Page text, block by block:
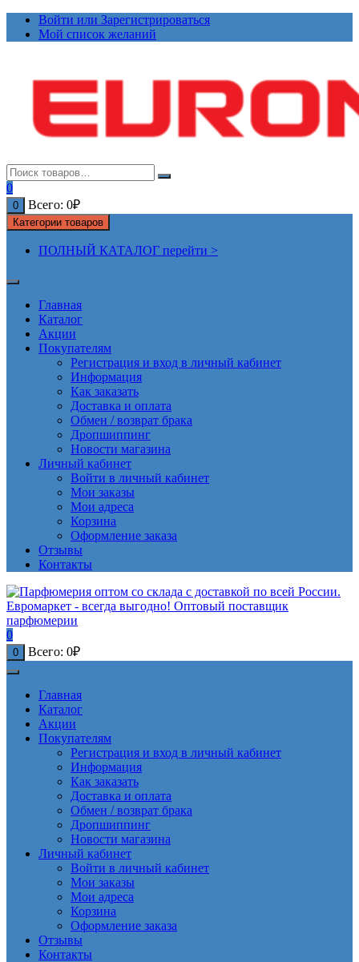
ПерейтиВойти или Зарегистрироваться
Мой список желаний
0
0 Всего: 0₽
Категории товаров
ПОЛНЫЙ КАТАЛОГ перейти >
Главная
Каталог
Акции
Покупателям
Регистрация и вход в личный кабинет
Информация
Как заказать
Доставка и оплата
Обмен / возврат брака
Дропшиппинг
Новости магазина
Личный кабинет
Войти в личный кабинет
Мои заказы
Мои адреса
Корзина
Оформление заказа
Отзывы
Контакты
0
0 Всего: 0₽
Главная
Каталог
Акции
Покупателям
Регистрация и вход в личный кабинет
Информация
Как заказать
Доставка и оплата
Обмен / возврат брака
Дропшиппинг
Новости магазина
Личный кабинет
Войти в личный кабинет
Мои заказы
Мои адреса
Корзина
Оформление заказа
Отзывы
Контакты